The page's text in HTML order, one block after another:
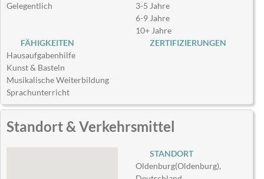
Gelegentlich
3-5 Jahre
6-9 Jahre
10+ Jahre
FÄHIGKEITEN
Hausaufgabenhilfe
Kunst & Basteln
Musikalische Weiterbildung
Sprachunterricht
ZERTIFIZIERUNGEN
Standort & Verkehrsmittel
STANDORT
Oldenburg(Oldenburg),